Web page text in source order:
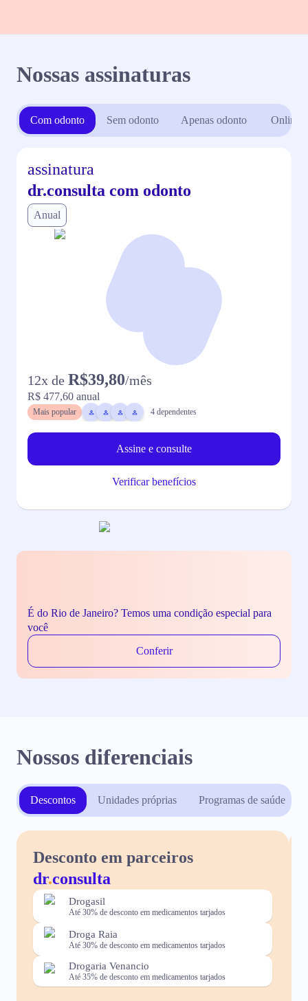
Nossas assinaturas
Com odonto Sem odonto Apenas odonto Online
assinatura
dr.consulta com odonto
Anual
12x de R$39,80/mês
R$ 477,60 anual
Mais popular 4 dependentes
Assine e consulte
Verificar benefícios
É do Rio de Janeiro? Temos uma condição especial para
você
Conferir
Nossos diferenciais
Descontos Unidades próprias Programas de saúde
Desconto em parceiros
dr.consulta
Drogasil
Até 30% de desconto em medicamentos tarjados
Droga Raia
Até 30% de desconto em medicamentos tarjados
Drogaria Venancio
Até 35% de desconto em medicamentos tarjados